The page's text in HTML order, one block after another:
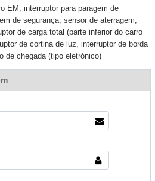
EM, interruptor para paragem de
de segurança, sensor de aterragem,
de carga total (parte inferior do carro
de cortina de luz, interruptor de borda
de chegada (tipo eletrónico)